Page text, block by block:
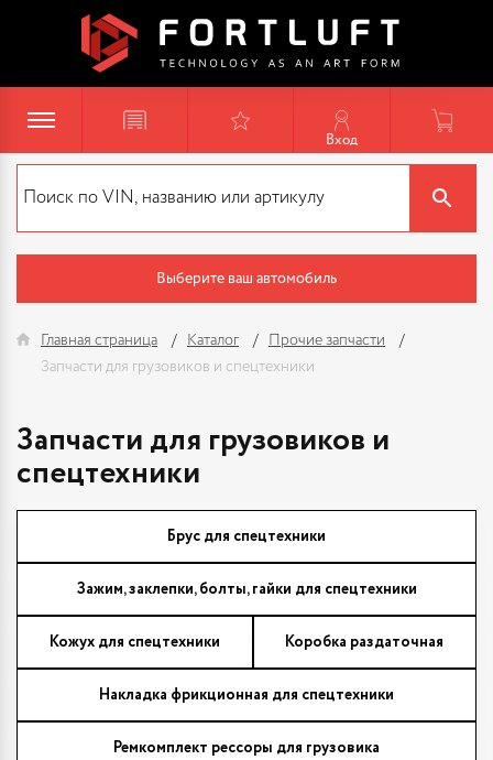
Вход
Выберите ваш автомобиль
Главная страница Каталог
Прочие запчасти
Запчасти для грузовиков и спецтехники
Запчасти для грузовиков и
спецтехники
Брус для спецтехники
Зажим, заклепки, болты, гайки для спецтехники
Кожух для спецтехники Коробка раздаточная
Накладка фрикционная для спецтехники
Ремкомплект рессоры для грузовика